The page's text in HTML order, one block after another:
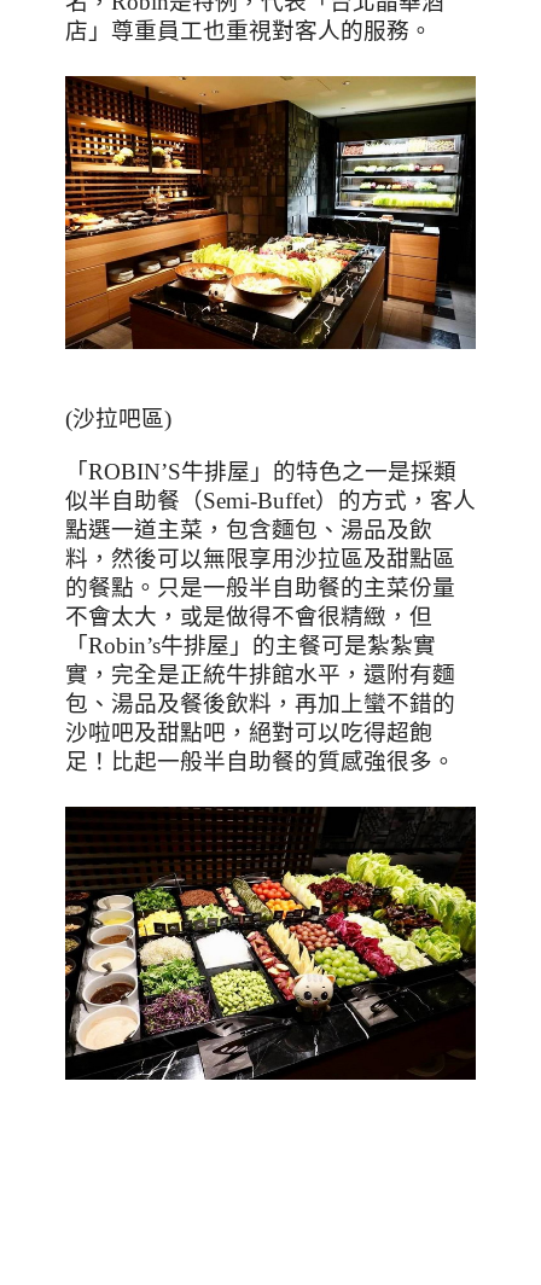
店」尊重員工也重視對客人的服務。
(沙拉吧區)
「 ROBIN’S牛排屋」的特色之一是採類
似半自助餐（Semi-Buffet）的方式，客人
點選一道主菜，包含麵包、湯品及飲
料，然後可以無限享用沙拉區及甜點區
的餐點。只是一般半自助餐的主菜份量
不會太大，或是做得不會很精緻，但
「 Robin’s牛排屋」的主餐可是紮紮實
實，完全是正統牛排館水平，還附有麵
包、湯品及餐後飲料，再加上蠻不錯的
沙啦吧及甜點吧，絕對可以吃得超飽
足！比起一般半自助餐的質感強很多。